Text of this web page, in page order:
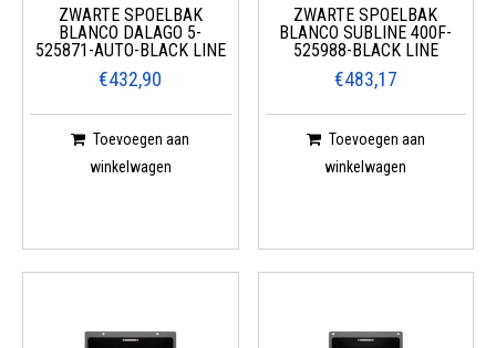
ZWARTE SPOELBAK
BLANCO DALAGO 5-
525871-AUTO-BLACK LINE
€432,90
Toevoegen aan
winkelwagen
ZWARTE SPOELBAK
BLANCO SUBLINE 400F-
525988-BLACK LINE
€483,17
Toevoegen aan
winkelwagen